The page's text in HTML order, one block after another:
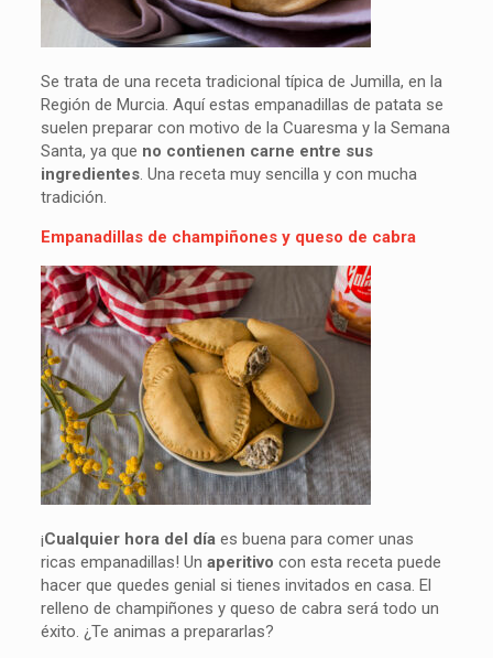
Se trata de una receta tradicional típica de Jumilla, en la
Región de Murcia. Aquí estas empanadillas de patata se
suelen preparar con motivo de la Cuaresma y la Semana
Santa, ya que no contienen carne entre sus
ingredientes. Una receta muy sencilla y con mucha
tradición.
Empanadillas de champiñones y queso de cabra
¡Cualquier hora del díaes buena para comer unas
ricas empanadillas! Un aperitivo con esta receta puede
hacer que quedes genial si tienes invitados en casa. El
relleno de champiñones y queso de cabra será todo un
éxito. ¿Te animas a prepararlas?